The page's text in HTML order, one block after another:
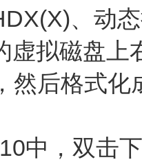
、动
虚拟磁盘
然后格式
中，双击